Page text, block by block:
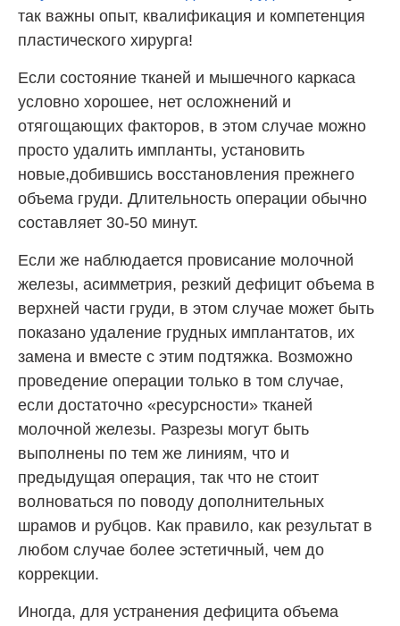
так важны опыт, квалификация и компетенция
пластического хирурга!
Если состояние тканей и мышечного каркаса
условно хорошее, нет осложнений и
отягощающих факторов, в этом случае можно
просто удалить импланты, установить
новые,добившись восстановления прежнего
объема груди. Длительность операции обычно
составляет 30-50 минут.
Если же наблюдается провисание молочной
железы, асимметрия, резкий дефицит объема в
верхней части груди, в этом случае может быть
показано удаление грудных имплантатов, их
замена и вместе с этим подтяжка. Возможно
проведение операции только в том случае,
если достаточно «ресурсности» тканей
молочной железы. Разрезы могут быть
выполнены по тем же линиям, что и
предыдущая операция, так что не стоит
волноваться по поводу дополнительных
шрамов и рубцов. Как правило, как результат в
любом случае более эстетичный, чем до
коррекции.
Иногда, для устранения дефицита объема